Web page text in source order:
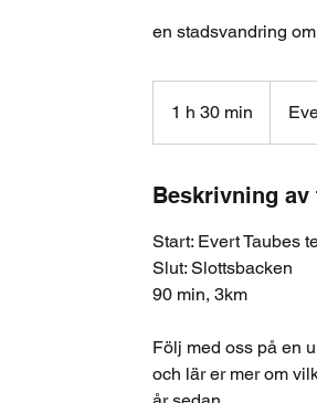
en stadsvandring
1 h 30 min
3
m
n
Beskrivning av
Start: Evert Taubes
Slut: Slottsbacken
90 min, 3km
Följ med oss på en
och lär er mer om